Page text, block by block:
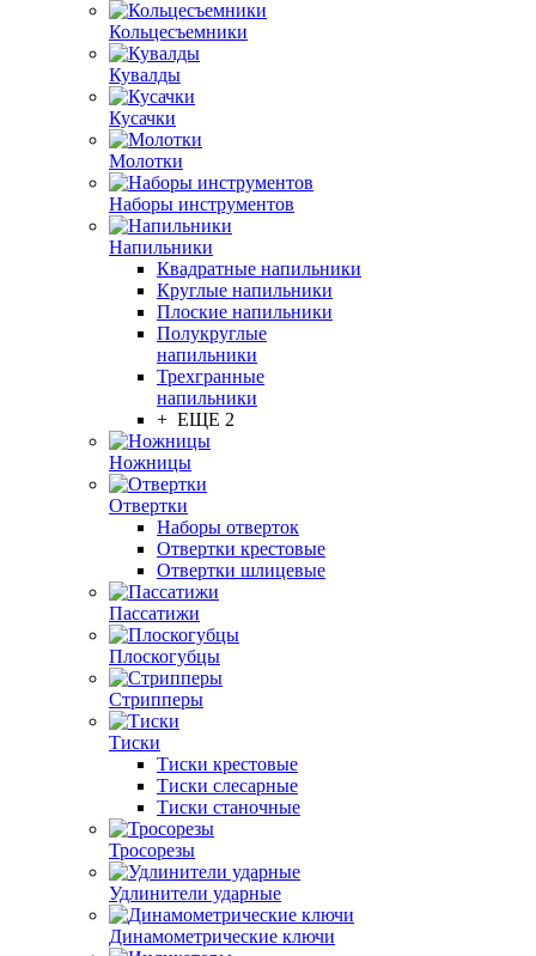
Кольцесъемники
Кувалды
Кусачки
Молотки
Наборы инструментов
Напильники
Квадратные напильники
Круглые напильники
Плоские напильники
Полукруглые
напильники
Трехгранные
напильники
+ ЕЩЕ 2
Ножницы
Отвертки
Наборы отверток
Отвертки крестовые
Отвертки шлицевые
Пассатижи
Плоскогубцы
Стрипперы
Тиски
Тиски крестовые
Тиски слесарные
Тиски станочные
Тросорезы
Удлинители ударные
Динамометрические ключи